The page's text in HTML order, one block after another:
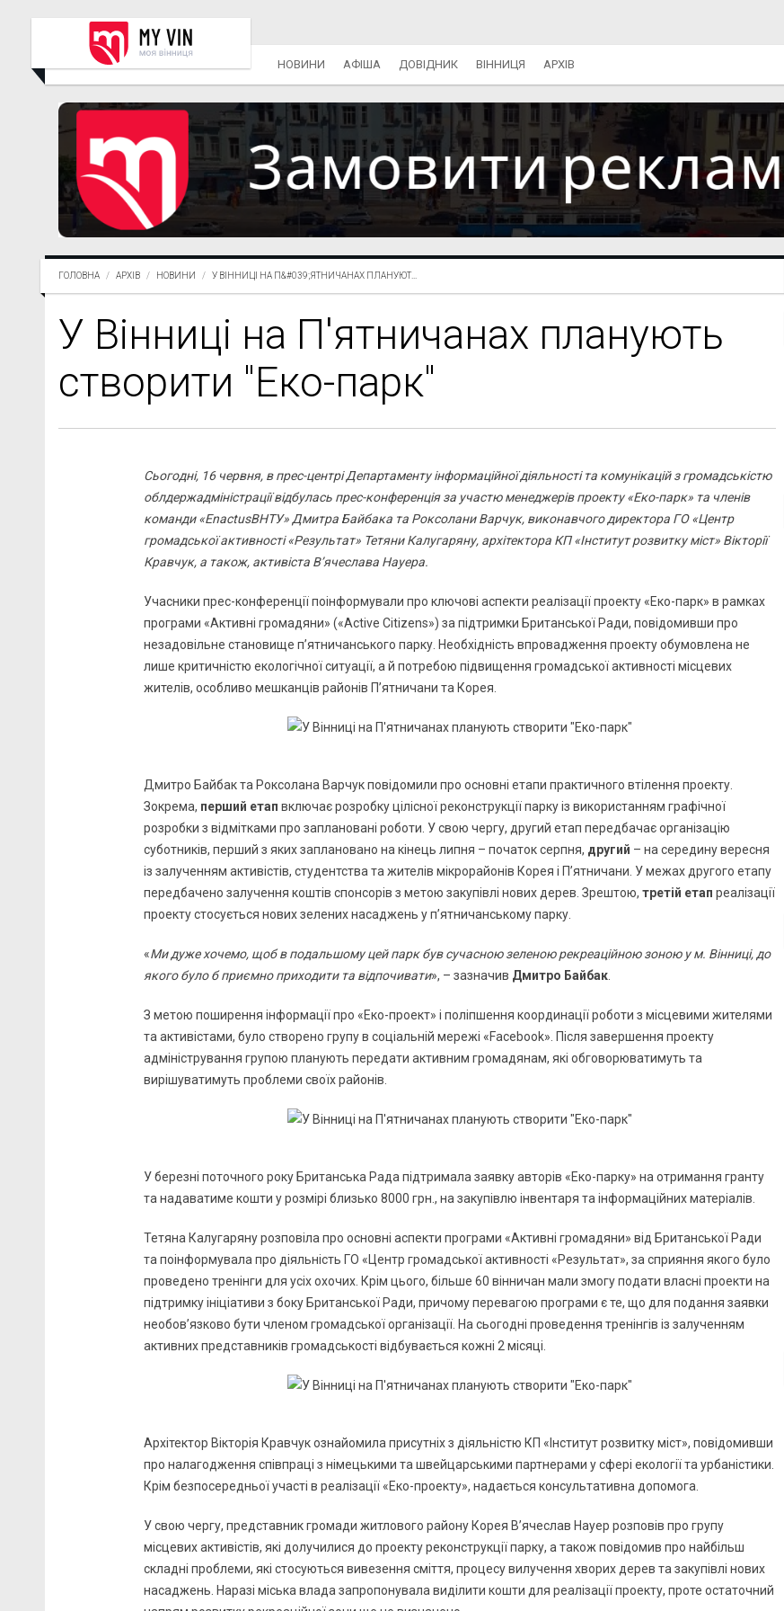
НОВИНИ АФІША ДОВІДНИК ВІННИЦЯ АРХІВ
ГОЛОВНА АРХІВ НОВИНИ У ВІННИЦІ НА П&#039;ЯТНИЧАНАХ ПЛАНУЮТ...
У Вінниці на П'ятничанах планують
створити "Еко-парк"
Сьогодні, 16 червня, в прес-центрі Департаменту інформаційної діяльності та комунікацій з громадськістю
облдержадміністрації відбулась прес-конференція за участю менеджерів проекту «Еко-парк» та членів
команди «EnactusВНТУ» Дмитра Байбака та Роксолани Варчук, виконавчого директора ГО «Центр
громадської активності «Результат» Тетяни Калугаряну, архітектора КП «Інститут розвитку міст» Вікторії
Кравчук, а також, активіста В’ячеслава Науера.
Учасники прес-конференції поінформували про ключові аспекти реалізації проекту «Еко-парк» в рамках
програми «Активні громадяни» («Active Citizens») за підтримки Британської Ради, повідомивши про
незадовільне становище п’ятничанського парку. Необхідність впровадження проекту обумовлена не
лише критичністю екологічної ситуації, а й потребою підвищення громадської активності місцевих
жителів, особливо мешканців районів П’ятничани та Корея.
Дмитро Байбак та Роксолана Варчук повідомили про основні етапи практичного втілення проекту.
Зокрема, перший етап включає розробку цілісної реконструкції парку із використанням графічної
розробки з відмітками про заплановані роботи. У свою чергу, другий етап передбачає організацію
суботників, перший з яких заплановано на кінець липня – початок серпня, другий – на середину вересня
із залученням активістів, студентства та жителів мікрорайонів Корея і П’ятничани. У межах другого етапу
передбачено залучення коштів спонсорів з метою закупівлі нових дерев. Зрештою, третій етап реалізації
проекту стосується нових зелених насаджень у п’ятничанському парку.
«Ми дуже хочемо, щоб в подальшому цей парк був сучасною зеленою рекреаційною зоною у м. Вінниці, до
якого було б приємно приходити та відпочивати», – зазначив Дмитро Байбак
З метою поширення інформації про «Еко-проект» і поліпшення координації роботи з місцевими жителями
та активістами, було створено групу в соціальній мережі «Facebook». Після завершення проекту
адміністрування групою планують передати активним громадянам, які обговорюватимуть та
вирішуватимуть проблеми своїх районів.
У березні поточного року Британська Рада підтримала заявку авторів «Еко-парку» на отримання гранту
та надаватиме кошти у розмірі близько 8000 грн., на закупівлю інвентаря та інформаційних матеріалів.
Тетяна Калугаряну розповіла про основні аспекти програми «Активні громадяни» від Британської Ради
та поінформувала про діяльність ГО «Центр громадської активності «Результат», за сприяння якого було
проведено тренінги для усіх охочих. Крім цього, більше 60 вінничан мали змогу подати власні проекти на
підтримку ініціативи з боку Британської Ради, причому перевагою програми є те, що для подання заявки
необов’язково бути членом громадської організації. На сьогодні проведення тренінгів із залученням
активних представників громадськості відбувається кожні 2 місяці.
Архітектор Вікторія Кравчук ознайомила присутніх з діяльністю КП «Інститут розвитку міст», повідомивши
про налагодження співпраці з німецькими та швейцарськими партнерами у сфері екології та урбаністики.
Крім безпосередньої участі в реалізації «Еко-проекту», надається консультативна допомога.
У свою чергу, представник громади житлового району Корея В’ячеслав Науер розповів про групу
місцевих активістів, які долучилися до проекту реконструкції парку, а також повідомив про найбільш
складні проблеми, які стосуються вивезення сміття, процесу вилучення хворих дерев та закупівлі нових
насаджень. Наразі міська влада запропонувала виділити кошти для реалізації проекту, проте остаточний